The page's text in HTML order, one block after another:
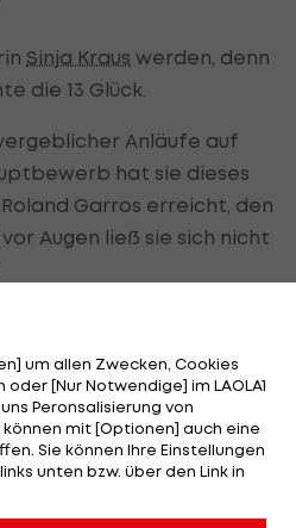
Sinja Kraus werden, denn
die 13 Glück.
Anläufe auf
hat sie dieses
Garros erreicht, den
Augen ließ sie sich nicht
Anna-Lena Friedsam
in 58
Nachsehen.
ums Hauptfeld
11.00 Uhr (LIVE-
um allen Zwecken, Cookies
[Nur Notwendige] im LAOLA1
Peronsalisierung von
mit [Optionen] auch eine
Sie können Ihre Einstellungen
unten bzw. über den Link in